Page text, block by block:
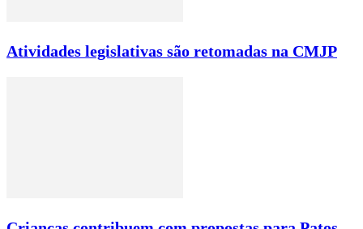
Atividades legislativas são retomadas na CMJP